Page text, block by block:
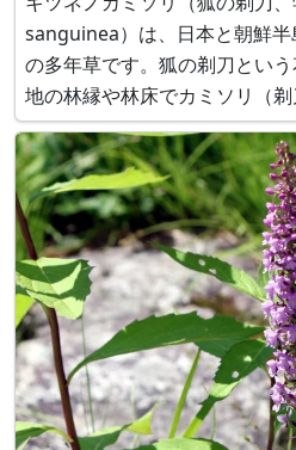
sanguinea）は、日本と朝鮮
の多年草です。狐の剃刀とい
地の林縁や林床でカミソリ（
とか、花色が狐の毛色に似て
ら見ると狐に似ているから等とされます
属のヒガンバナ（彼岸花、曼